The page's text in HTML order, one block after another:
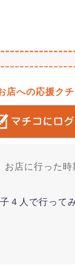
店への応援ク
お店に行った
４人で行って